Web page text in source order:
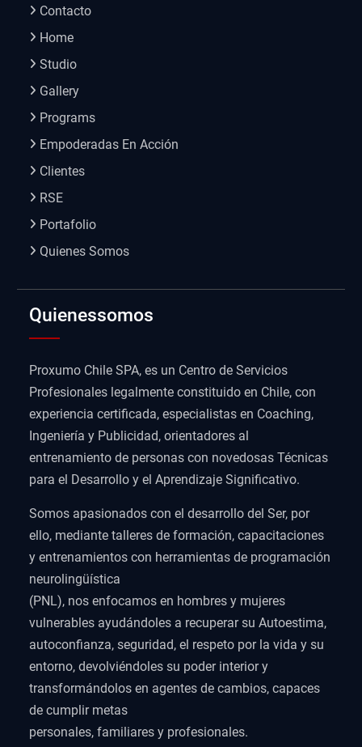
Contacto
Home
Studio
Gallery
Programs
Empoderadas En Acción
Clientes
RSE
Portafolio
Quienes Somos
Quienessomos
Proxumo Chile SPA, es un Centro de Servicios
Profesionales legalmente constituido en Chile, con
experiencia certificada, especialistas en Coaching,
Ingeniería y Publicidad, orientadores al
entrenamiento de personas con novedosas Técnicas
para el Desarrollo y el Aprendizaje Significativo.
Somos apasionados con el desarrollo del Ser, por
ello, mediante talleres de formación, capacitaciones
y entrenamientos con herramientas de programación
neurolingüística
(PNL), nos enfocamos en hombres y mujeres
vulnerables ayudándoles a recuperar su Autoestima,
autoconfianza, seguridad, el respeto por la vida y su
entorno, devolviéndoles su poder interior y
transformándolos en agentes de cambios, capaces
de cumplir metas
personales, familiares y profesionales.